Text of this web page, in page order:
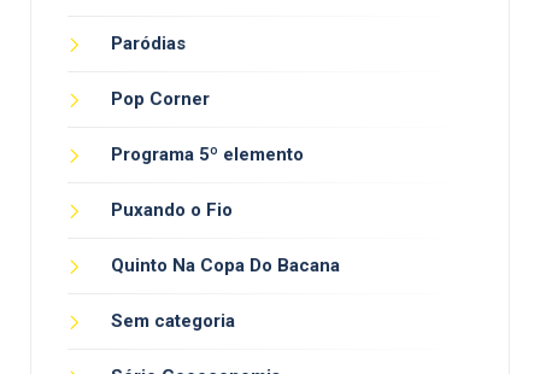
Paródias
Pop Corner
Programa 5º elemento
Puxando o Fio
Quinto Na Copa Do Bacana
Sem categoria